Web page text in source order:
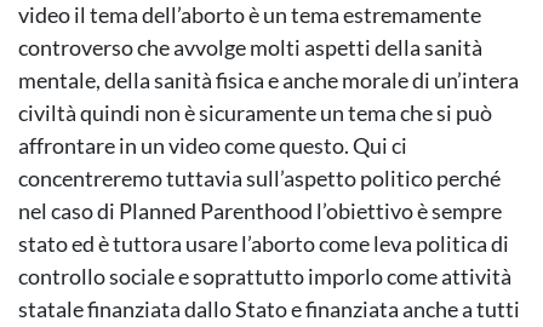
video il tema dell’aborto è un tema estremamente
controverso che avvolge molti aspetti della sanità
mentale, della sanità fisica e anche morale di un’intera
civiltà quindi non è sicuramente un tema che si può
affrontare in un video come questo. Qui ci
concentreremo tuttavia sull’aspetto politico perché
nel caso di Planned Parenthood l’obiettivo è sempre
stato ed è tuttora usare l’aborto come leva politica di
controllo sociale e soprattutto imporlo come attività
statale finanziata dallo Stato e finanziata anche a tutti